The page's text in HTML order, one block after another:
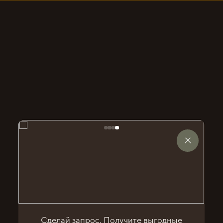
Сделай запрос. Получите выгодные